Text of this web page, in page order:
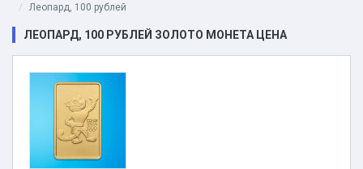
Леопард, 100 рублей
ЛЕОПАРД, 100 РУБЛЕЙ ЗОЛОТО МОНЕТА ЦЕНА